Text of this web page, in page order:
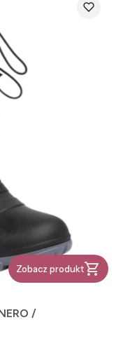
Zobacz produkt
/